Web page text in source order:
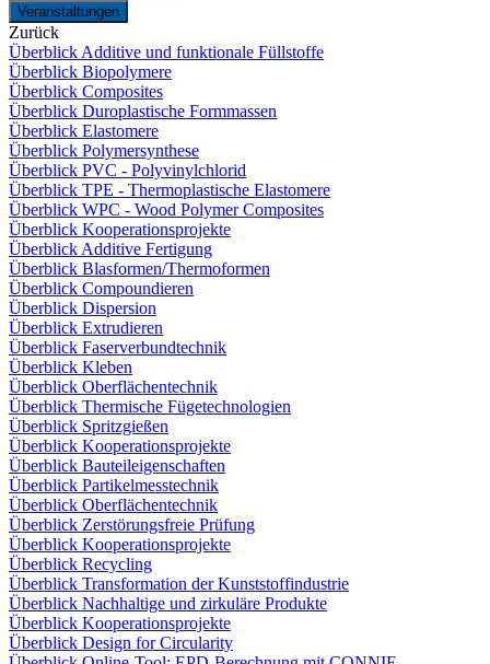
Veranstaltungen
Zurück
Überblick Additive und funktionale Füllstoffe
Überblick Biopolymere
Überblick Composites
Überblick Duroplastische Formmassen
Überblick Elastomere
Überblick Polymersynthese
Überblick PVC - Polyvinylchlorid
Überblick TPE - Thermoplastische Elastomere
Überblick WPC - Wood Polymer Composites
Überblick Kooperationsprojekte
Überblick Additive Fertigung
Überblick Blasformen/Thermoformen
Überblick Compoundieren
Überblick Dispersion
Überblick Extrudieren
Überblick Faserverbundtechnik
Überblick Kleben
Überblick Oberflächentechnik
Überblick Thermische Fügetechnologien
Überblick Spritzgießen
Überblick Kooperationsprojekte
Überblick Bauteileigenschaften
Überblick Partikelmesstechnik
Überblick Oberflächentechnik
Überblick Zerstörungsfreie Prüfung
Überblick Kooperationsprojekte
Überblick Recycling
Überblick Transformation der Kunststoffindustrie
Überblick Nachhaltige und zirkuläre Produkte
Überblick Kooperationsprojekte
Überblick Design for Circularity